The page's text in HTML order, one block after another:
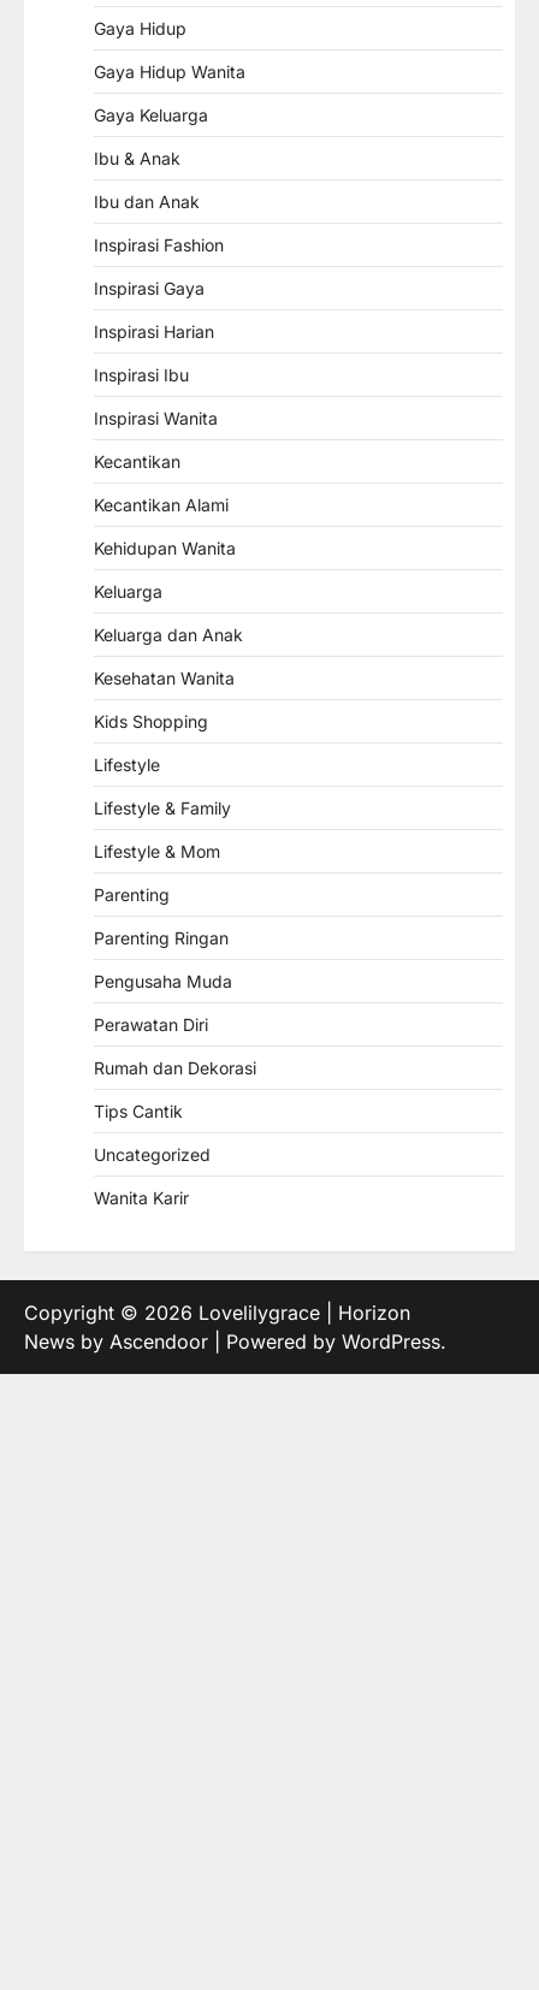
Gaya Hidup
Gaya Hidup Wanita
Gaya Keluarga
Ibu & Anak
Ibu dan Anak
Inspirasi Fashion
Inspirasi Gaya
Inspirasi Harian
Inspirasi Ibu
Inspirasi Wanita
Kecantikan
Kecantikan Alami
Kehidupan Wanita
Keluarga
Keluarga dan Anak
Kesehatan Wanita
Kids Shopping
Lifestyle
Lifestyle & Family
Lifestyle & Mom
Parenting
Parenting Ringan
Pengusaha Muda
Perawatan Diri
Rumah dan Dekorasi
Tips Cantik
Uncategorized
Wanita Karir
Copyright © 2026 Lovelilygrace | Horizon
News by Ascendoor | Powered by WordPress.